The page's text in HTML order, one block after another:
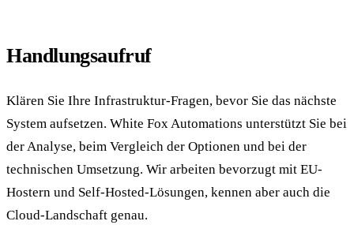
Handlungsaufruf
Klären Sie Ihre Infrastruktur-Fragen, bevor Sie das nächste
System aufsetzen. White Fox Automations unterstützt Sie bei
der Analyse, beim Vergleich der Optionen und bei der
technischen Umsetzung. Wir arbeiten bevorzugt mit EU-
Hostern und Self-Hosted-Lösungen, kennen aber auch die
Cloud-Landschaft genau.